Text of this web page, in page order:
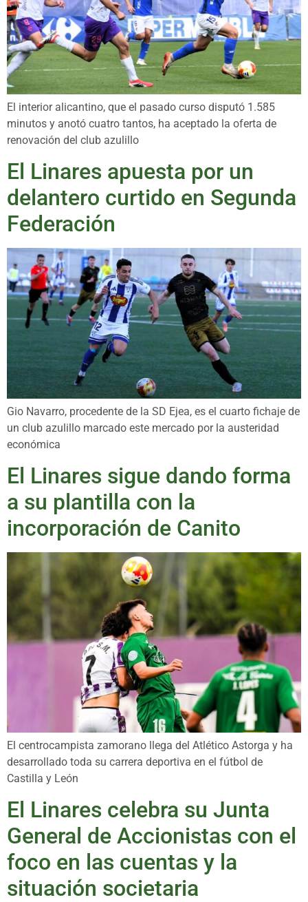
El interior alicantino, que el pasado curso disputó 1.585
minutos y anotó cuatro tantos, ha aceptado la oferta de
renovación del club azulillo
El Linares apuesta por un
delantero curtido en Segunda
Federación
Gio Navarro, procedente de la SD Ejea, es el cuarto fichaje de
un club azulillo marcado este mercado por la austeridad
económica
El Linares sigue dando forma
a su plantilla con la
incorporación de Canito
El centrocampista zamorano llega del Atlético Astorga y ha
desarrollado toda su carrera deportiva en el fútbol de
Castilla y León
El Linares celebra su Junta
General de Accionistas con el
foco en las cuentas y la
situación societaria